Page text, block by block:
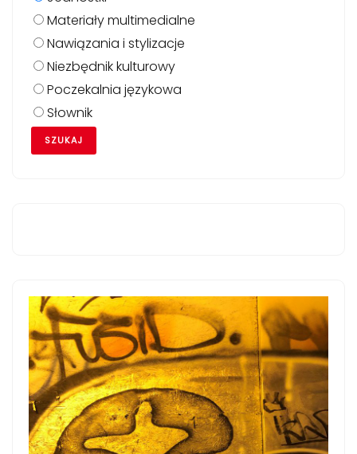
Materiały multimedialne
Nawiązania i stylizacje
Niezbędnik kulturowy
Poczekalnia językowa
Słownik